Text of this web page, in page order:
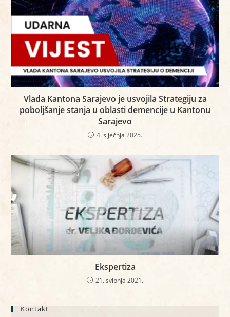
Vlada Kantona Sarajevo je usvojila Strategiju za
poboljšanje stanja u oblasti demencije u Kantonu
Sarajevo
4. siječnja 2025.
Ekspertiza
21. svibnja 2021.
Kontakt